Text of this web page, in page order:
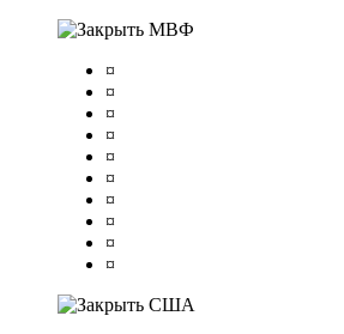
МВФ
¤
¤
¤
¤
¤
¤
¤
¤
¤
¤
США